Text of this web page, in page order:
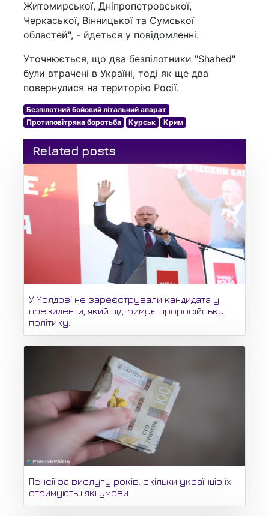
Житомирської, Дніпропетровської,
Черкаської, Вінницької та Сумської
областей", - йдеться у повідомленні.
Уточнюється, що два безпілотники "Shahed"
були втрачені в Україні, тоді як ще два
повернулися на територію Росії.
Безпілотний бойовий літальний апарат
Протиповітряна боротьба
Курськ Крим
Related posts
У Молдові не зареєстрували кандидата у
президенти, який підтримує проросійську
політику.
Пенсії за вислугу років: скільки українців їх
отримують і які умови